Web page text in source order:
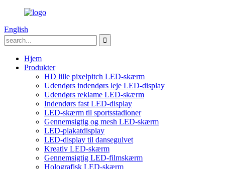
English
Hjem
Produkter
HD lille pixelpitch LED-skærm
Udendørs indendørs leje LED-display
Udendørs reklame LED-skærm
Indendørs fast LED-display
LED-skærm til sportsstadioner
Gennemsigtig og mesh LED-skærm
LED-plakatdisplay
LED-display til dansegulvet
Kreativ LED-skærm
Gennemsigtig LED-filmskærm
Holografisk LED-skærm